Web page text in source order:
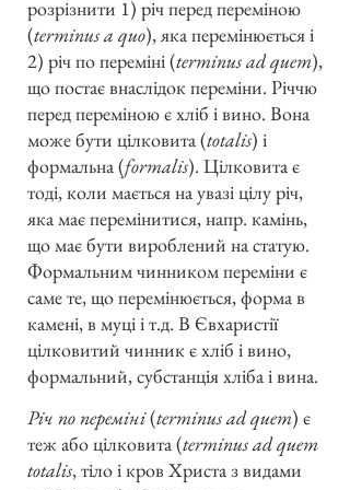
розрізнити 1) річ перед переміною
(terminus a quo), яка перемінюється і
2) річ по переміні (terminus ad quem),
що постає внаслідок переміни. Річчю
перед переміною є хліб і вино. Вона
може бути цілковита (totalis) і
формальна (formalis). Цілковита є
тоді, коли мається на увазі цілу річ,
яка має перемінитися, напр. камінь,
що має бути вироблений на статую.
Формальним чинником переміни є
саме те, що перемінюється, форма в
камені, в муці і т.д. В Євхаристії
цілковитий чинник є хліб і вино,
формальний, субстанція хліба і вина.
Річ по переміні(terminus ad quem) є
теж або цілковита (terminus ad quem
totalis, тіло і кров Христа з видами